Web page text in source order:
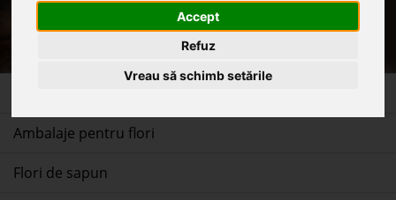
Accept
Refuz
Vreau să schimb setările
Ambalaje pentru flori
Flori de sapun